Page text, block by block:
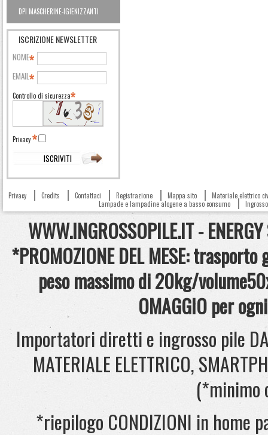
DPI MASCHERINE-IGIENIZZANTI
ISCRIZIONE NEWSLETTER
NOME
EMAIL
Controllo di sicurezza
Privacy
Privacy Credits Contattaci Registrazione Mappa sito
Materiale elettrico
Lampade e lampadine alogene a basso consumo
WWW.INGROSSOPILE.IT -
*PROMOZIONE DEL MESE:
peso massimo di 20kg/
OMAGGIO per
Importatori diretti e ingrosso pile
MATERIALE ELETTRICO,
(*minimo
*riepilogo CONDIZIONI in home